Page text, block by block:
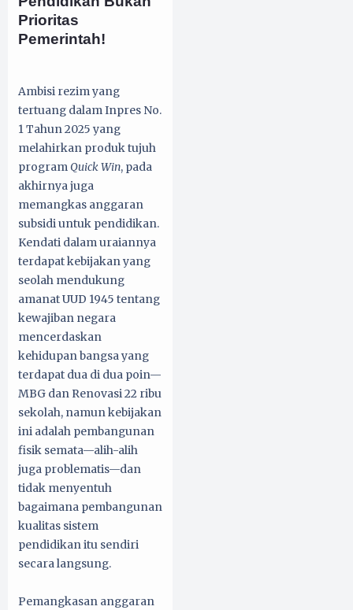
Prioritas
Pemerintah!
Ambisi rezim yang
tertuang dalam Inpres No.
1 Tahun 2025 yang
melahirkan produk tujuh
programQuick Win, pada
akhirnya juga
memangkas anggaran
subsidi untuk pendidikan.
Kendati dalam uraiannya
terdapat kebijakan yang
seolah mendukung
amanat UUD 1945 tentang
kewajiban negara
mencerdaskan
kehidupan bangsa yang
terdapat dua di dua poin—
MBG dan Renovasi 22 ribu
sekolah, namun kebijakan
ini adalah pembangunan
fisik semata—alih-alih
juga problematis—dan
tidak menyentuh
bagaimana pembangunan
kualitas sistem
pendidikan itu sendiri
secara langsung.
Pemangkasan anggaran